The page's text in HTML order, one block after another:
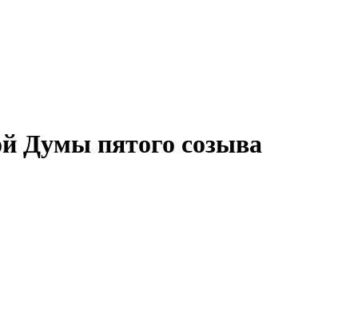
Думы пятого созыва